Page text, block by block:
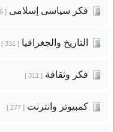
فكر سياسى إسلامى[ 356 ]
التاريخ والجغرافيا[ 331 ]
فكر وثقافة[ 311 ]
كمبيوتر وانترنت[ 277 ]